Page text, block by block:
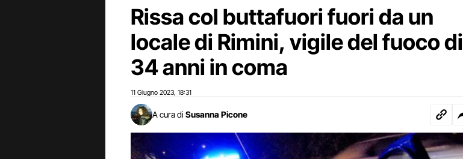
LOTTO E SUPERENALOTTO
Rissa col buttafuori fuori da un
locale di Rimini, vigile del fuoco di
34 anni in coma
11 Giugno 2023 18:31
A cura di Susanna Picone